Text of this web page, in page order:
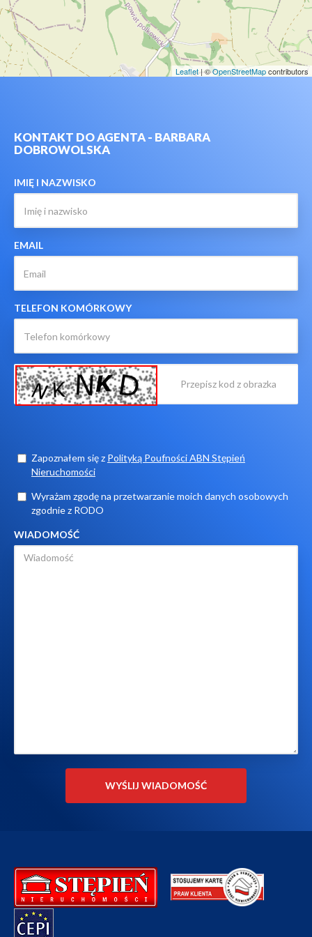
Leaflet| ©OpenStreetMapcontributors
KONTAKT DO AGENTA - BARBARA
DOBROWOLSKA
IMIĘ I NAZWISKO
EMAIL
TELEFON KOMÓRKOWY
Zapoznałem się z Polityką Poufności ABN Stępień
Nieruchomości
Wyrażam zgodę na przetwarzanie moich danych osobowych
zgodnie z RODO
WIADOMOŚĆ